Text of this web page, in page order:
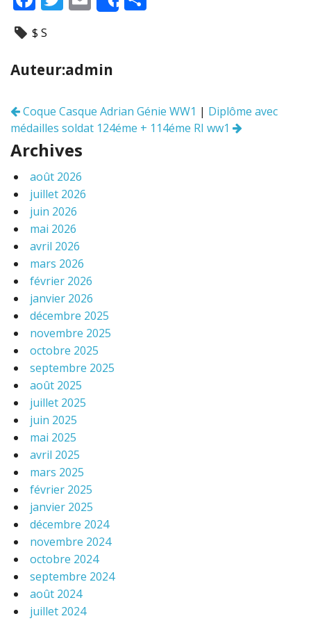
ac
e
b
o
k
er
m
l
Share
$ S
Auteur:admin
Navigation
des
articles
Coque Casque Adrian Génie WW1 | Diplôme avec
médailles soldat 124éme + 114éme RI ww1
Archives
août 2026
juillet 2026
juin 2026
mai 2026
avril 2026
mars 2026
février 2026
janvier 2026
décembre 2025
novembre 2025
octobre 2025
septembre 2025
août 2025
juillet 2025
juin 2025
mai 2025
avril 2025
mars 2025
février 2025
janvier 2025
décembre 2024
novembre 2024
octobre 2024
septembre 2024
août 2024
juillet 2024